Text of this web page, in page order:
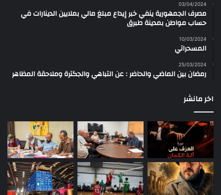
03/04/2024
مصرف الجمهورية ينفي خبر إيداع مبلغ مالي بملايين الدينارات في
حساب مواطن بمدينة طبرق
10/03/2024
المسحراتي
25/03/2024
رمضان بين الماضي والحاضر : عن التباهي والجكترة وملاحقة المظاهر
اخر مانشر